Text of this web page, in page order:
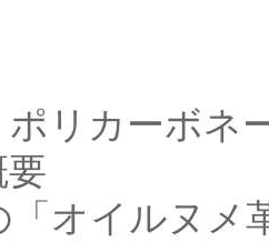
ポリカーボネ
「オイルヌメ